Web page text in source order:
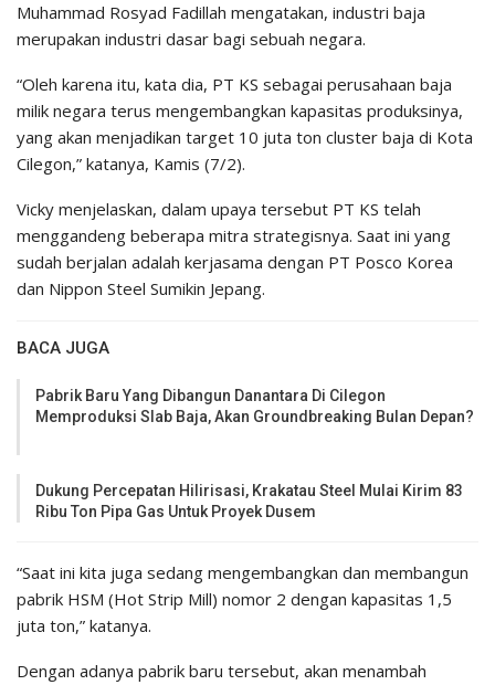
Muhammad Rosyad Fadillah mengatakan, industri baja
merupakan industri dasar bagi sebuah negara.
“Oleh karena itu, kata dia, PT KS sebagai perusahaan baja
milik negara terus mengembangkan kapasitas produksinya,
yang akan menjadikan target 10 juta ton cluster baja di Kota
Cilegon,” katanya, Kamis (7/2).
Vicky menjelaskan, dalam upaya tersebut PT KS telah
menggandeng beberapa mitra strategisnya. Saat ini yang
sudah berjalan adalah kerjasama dengan PT Posco Korea
dan Nippon Steel Sumikin Jepang.
BACA JUGA
Pabrik Baru Yang Dibangun Danantara Di Cilegon
Memproduksi Slab Baja, Akan Groundbreaking Bulan Depan?
Dukung Percepatan Hilirisasi, Krakatau Steel Mulai Kirim 83
Ribu Ton Pipa Gas Untuk Proyek Dusem
“Saat ini kita juga sedang mengembangkan dan membangun
pabrik HSM (Hot Strip Mill) nomor 2 dengan kapasitas 1,5
juta ton,” katanya.
Dengan adanya pabrik baru tersebut, akan menambah